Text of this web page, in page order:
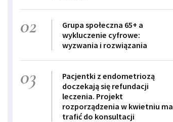
02
Grupa społeczna 65+ a
wykluczenie cyfrowe:
wyzwania i rozwiązania
03
Pacjentki z endometriozą
doczekają się refundacji
leczenia. Projekt
rozporządzenia w kwietniu ma
trafić do konsultacji